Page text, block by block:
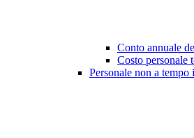
Conto annuale
Costo personale
Personale non a tempo